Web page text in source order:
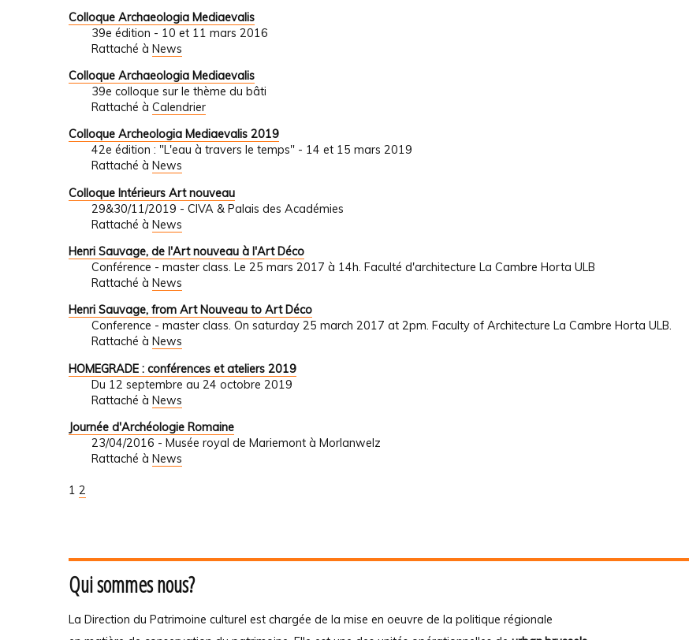
Colloque Archaeologia Mediaevalis
39e édition - 10 et 11 mars 2016
Rattaché à News
Colloque Archaeologia Mediaevalis
39e colloque sur le thème du bâti
Rattaché à Calendrier
Colloque Archeologia Mediaevalis 2019
42e édition : "L'eau à travers le temps" - 14 et 15 mars 2019
Rattaché à News
Colloque Intérieurs Art nouveau
29&30/11/2019 - CIVA & Palais des Académies
Rattaché à News
Henri Sauvage, de l'Art nouveau à l'Art Déco
Conférence - master class. Le 25 mars 2017 à 14h. Faculté d'architecture La Cambre Horta ULB
Rattaché à News
Henri Sauvage, from Art Nouveau to Art Déco
Conference - master class. On saturday 25 march 2017 at 2pm. Faculty of Architecture La Cambre Horta ULB.
Rattaché à News
HOMEGRADE : conférences et ateliers 2019
Du 12 septembre au 24 octobre 2019
Rattaché à News
Journée d'Archéologie Romaine
23/04/2016 - Musée royal de Mariemont à Morlanwelz
Rattaché à News
1 2
Qui sommes nous?
La Direction du Patrimoine culturel est chargée de la mise en oeuvre de la politique régionale